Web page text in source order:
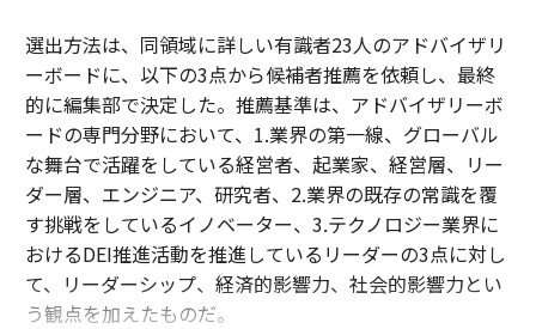
選出方法は、同領域に詳しい有識者23人のアドバイザリ
ーボードに、以下の3点から候補者推薦を依頼し、最終
的に編集部で決定した。推薦基準は、アドバイザリーボ
ードの専門分野において、1.業界の第一線、グローバル
な舞台で活躍をしている経営者、起業家、経営層、リー
ダー層、エンジニア、研究者、2.業界の既存の常識を覆
す挑戦をしているイノベーター、3.テクノロジー業界に
おけるDEI推進活動を推進しているリーダーの3点に対し
て、リーダーシップ、経済的影響力、社会的影響力とい
う観点を加えたものだ。